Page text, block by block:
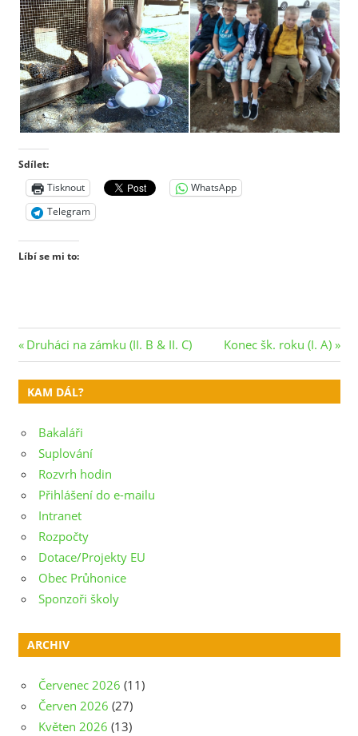
Sdílet:
Tisknout
WhatsApp
Telegram
Líbí se mi to:
Navigace
pro
příspěvek
Previous
Post:
Druháci na zámku (II. B & II. C)
Next
Post:
Konec šk. roku (I. A)
KAM DÁL?
Bakaláři
Suplování
Rozvrh hodin
Přihlášení do e-mailu
Intranet
Rozpočty
Dotace/Projekty EU
Obec Průhonice
Sponzoři školy
ARCHIV
Červenec 2026 (11)
Červen 2026 (27)
Květen 2026 (13)